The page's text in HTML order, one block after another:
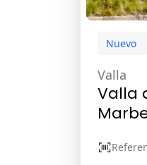
Nuevo
Valla
Valla